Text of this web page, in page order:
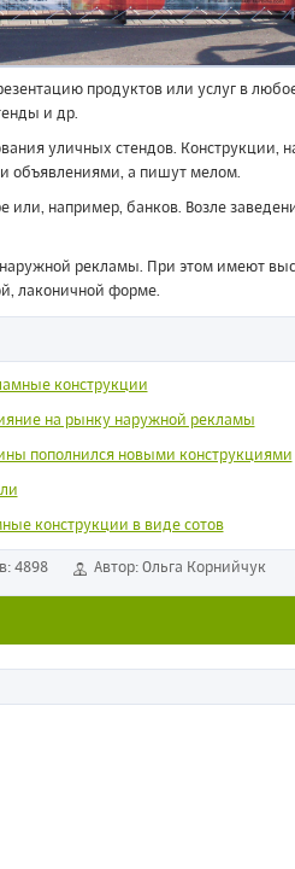
продуктов или услуг в
и др.
уличных стендов. Конструкции,
объявлениями, а пишут мелом.
например, банков. Возле
рекламы. При этом имеют
лаконичной форме.
конструкции
на рынку наружной рекламы
пополнился новыми конструкциями
конструкции в виде сотов
4898 Автор: Ольга Корнийчук